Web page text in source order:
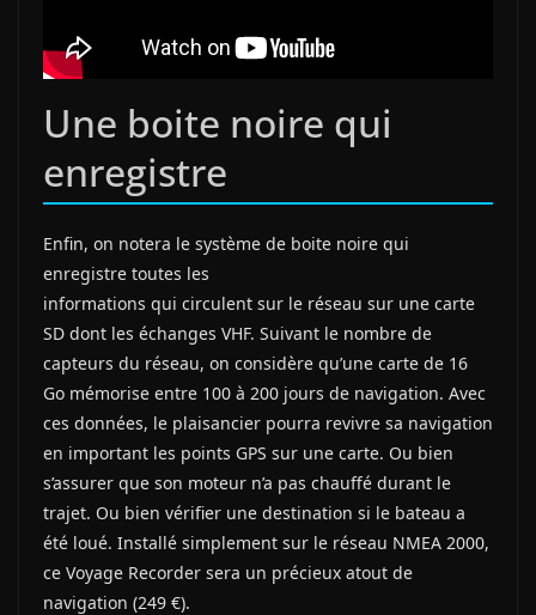
Une boite noire qui
enregistre
Enfin, on notera le système de boite noire qui
enregistre toutes les
informations qui circulent sur le réseau sur une carte
SD dont les échanges VHF. Suivant le nombre de
capteurs du réseau, on considère qu’une carte de 16
Go mémorise entre 100 à 200 jours de navigation. Avec
ces données, le plaisancier pourra revivre sa navigation
en important les points GPS sur une carte. Ou bien
s’assurer que son moteur n’a pas chauffé durant le
trajet. Ou bien vérifier une destination si le bateau a
été loué. Installé simplement sur le réseau NMEA 2000,
ce Voyage Recorder sera un précieux atout de
navigation (249 €).